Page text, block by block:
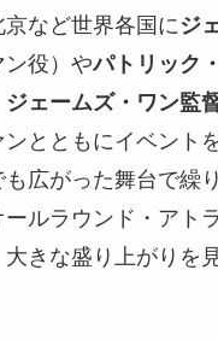
など世界各国にジ
ン役）やパトリック
ジェームズ・ワン監
ンとともにイベント
も広がった舞台で繰
ルラウンド・アト
きな盛り上がりを